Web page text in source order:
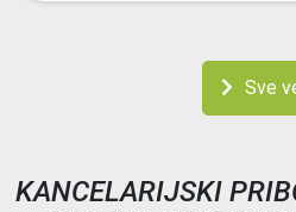
Sve
KANCELARIJSKI